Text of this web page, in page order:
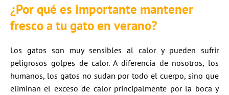
¿Por qué es importante mantener
fresco a tu gato en verano?
Los gatos son muy sensibles al calor y pueden sufrir
peligrosos golpes de calor. A diferencia de nosotros, los
humanos, los gatos no sudan por todo el cuerpo, sino que
eliminan el exceso de calor principalmente por la boca y